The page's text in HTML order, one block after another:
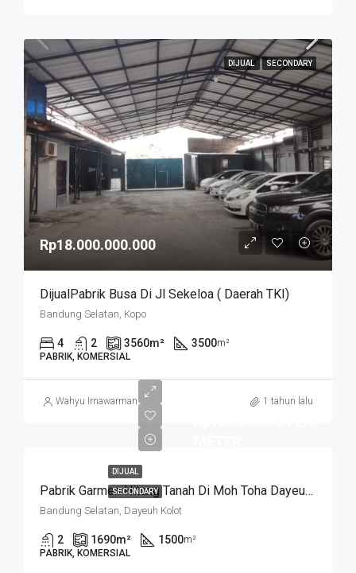
DIJUAL SECONDARY
Rp18.000.000.000
DijualPabrik Busa Di Jl Sekeloa ( Daerah TKI)
Bandung Selatan, Kopo
4 2 3560m² 3500m²
PABRIK, KOMERSIAL
Wahyu Irnawarman 1 tahun lalu
DIJUAL
SECONDARY Pabrik Garmen Hitung Tanah Di Moh Toha Dayeuh Kolot Bandung
Bandung Selatan, Dayeuh Kolot
2 1690m² 1500m²
PABRIK, KOMERSIAL